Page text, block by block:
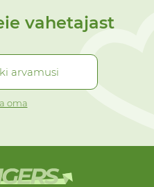
vahetajast
arvamusi
oma